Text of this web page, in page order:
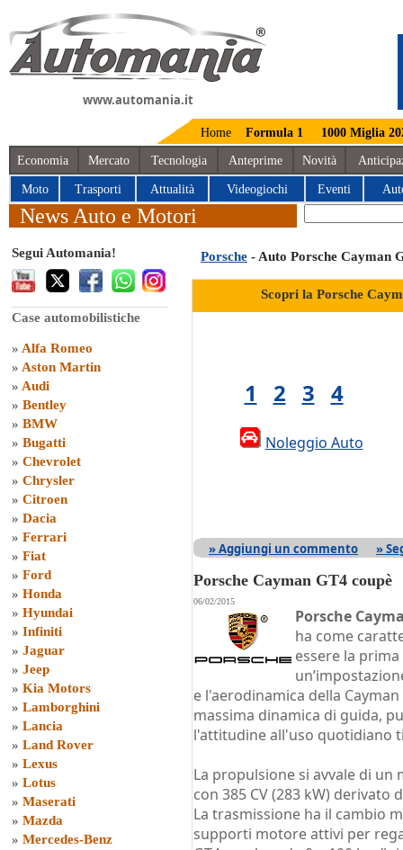
www.automania.it
Home Formula 1 1000 Miglia
Economia Mercato Tecnologia Anteprime Novità
Moto Trasporti Attualità Videogiochi Eventi
News Auto e Motori
Segui Automania!
Case automobilistiche
» Alfa Romeo
» Aston Martin
» Audi
» Bentley
» BMW
» Bugatti
» Chevrolet
» Chrysler
» Citroen
» Dacia
» Ferrari
» Fiat
» Ford
» Honda
» Hyundai
» Infiniti
» Jaguar
» Jeep
» Kia Motors
» Lamborghini
» Lancia
» Land Rover
» Lexus
» Lotus
» Maserati
» Mazda
» Mercedes-Benz
Porsche - Auto Porsche Cayman
Scopri la Porsche
1 2 3 4
Noleggio Auto
» Aggiungi un commento »
Porsche Cayman GT4 coupè
06/02/2015
Porsche
ha come
essere la
e l'aerodinamica della
massima dinamica di guida,
l'attitudine all'uso quotidiano
La propulsione si avvale di
con 385 CV (283 kW) derivato
La trasmissione ha il cambio
supporti motore attivi per